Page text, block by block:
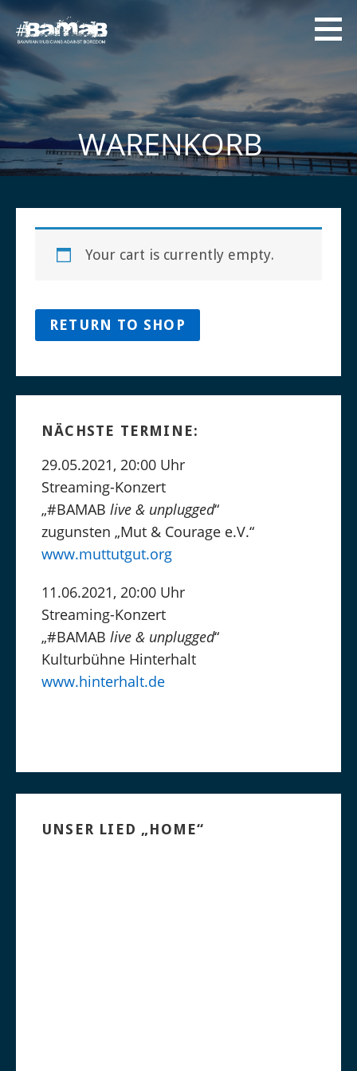
Zum
Inhalt
springen
#BAMAB
Bavarian Musicians
Against Boredom
WARENKORB
Your cart is currently empty.
RETURN TO SHOP
NÄCHSTE TERMINE:
29.05.2021, 20:00 Uhr
Streaming-Konzert
„#BAMAB live & unplugged“
zugunsten „Mut & Courage e.V.“
www.muttutgut.org
11.06.2021, 20:00 Uhr
Streaming-Konzert
„#BAMAB live & unplugged“
Kulturbühne Hinterhalt
www.hinterhalt.de
UNSER LIED „HOME“